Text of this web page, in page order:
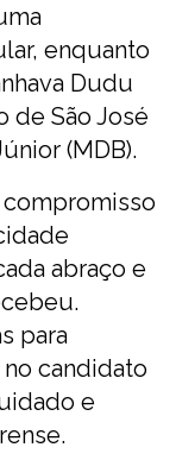
enquanto
Dudu
de São José
(MDB).
abraço e
para
candidato
e